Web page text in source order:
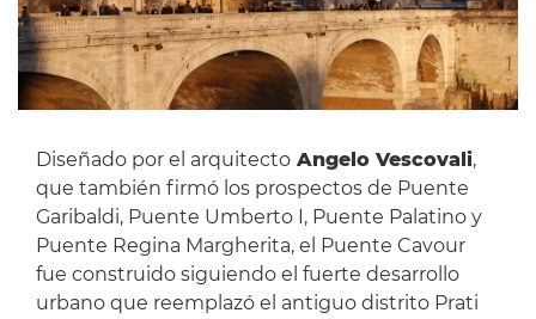
Diseñado por el arquitectoAngelo Vescovali,
que también firmó los prospectos de Puente
Garibaldi, Puente Umberto I, Puente Palatino y
Puente Regina Margherita, el Puente Cavour
fue construido siguiendo el fuerte desarrollo
urbano que reemplazó el antiguo distrito Prati